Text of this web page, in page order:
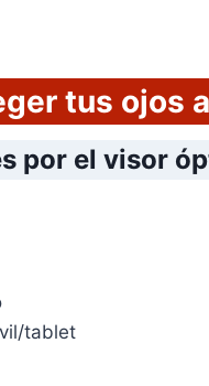
tus ojos
por el visor
tablet